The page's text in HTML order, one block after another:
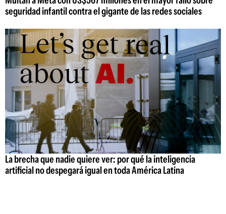
seguridad infantil contra el gigante de las redes sociales
La brecha que nadie quiere ver: por qué la inteligencia
artificial no despegará igual en toda América Latina